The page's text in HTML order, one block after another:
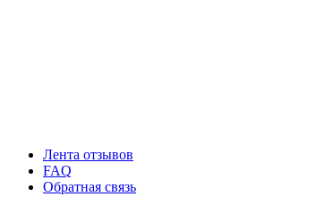
Лента отзывов
FAQ
Обратная связь